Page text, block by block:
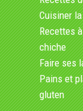
Cuisiner
Recettes
chiche
Faire ses
Pains et
gluten